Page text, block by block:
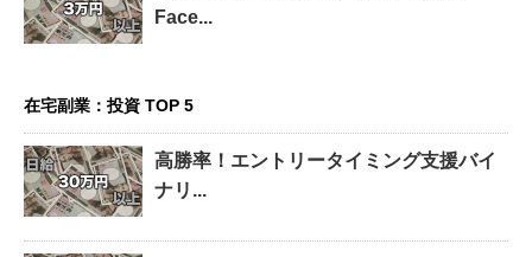
Face...
在宅副業：投資 TOP 5
高勝率！エントリータイミング支援バイ
ナリ...